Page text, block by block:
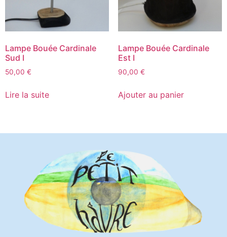
Lampe Bouée Cardinale
Sud I
50,00 €
Lire la suite
Lampe Bouée Cardinale
Est I
90,00 €
Ajouter au panier